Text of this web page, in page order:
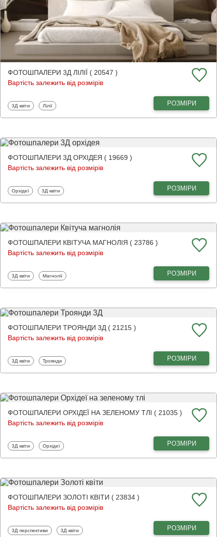
ФОТОШПАЛЕРИ 3Д ЛІЛІЇ ( 20547 )
Вартість залежить від розмірів
Фотошпалери
3Д квіти Фотошпалери
Лілії РОЗМІРИ
ФОТОШПАЛЕРИ 3Д ОРХІДЕЯ ( 19669 )
Вартість залежить від розмірів
Фотошпалери
Орхідеї Фотошпалери
3Д квіти РОЗМІРИ
ФОТОШПАЛЕРИ КВІТУЧА МАГНОЛІЯ ( 23786 )
Вартість залежить від розмірів
Фотошпалери
3Д квіти Фотошпалери
Магнолії РОЗМІРИ
ФОТОШПАЛЕРИ ТРОЯНДИ 3Д ( 21215 )
Вартість залежить від розмірів
Фотошпалери
3Д квіти Фотошпалери
Троянди РОЗМІРИ
ФОТОШПАЛЕРИ ОРХІДЕЇ НА ЗЕЛЕНОМУ ТЛІ ( 21035 )
Вартість залежить від розмірів
Фотошпалери
3Д квіти Фотошпалери
Орхідеї РОЗМІРИ
ФОТОШПАЛЕРИ ЗОЛОТІ КВІТИ ( 23834 )
Вартість залежить від розмірів
Фотошпалери
3Д перспективи Фотошпалери
3Д квіти РОЗМІРИ